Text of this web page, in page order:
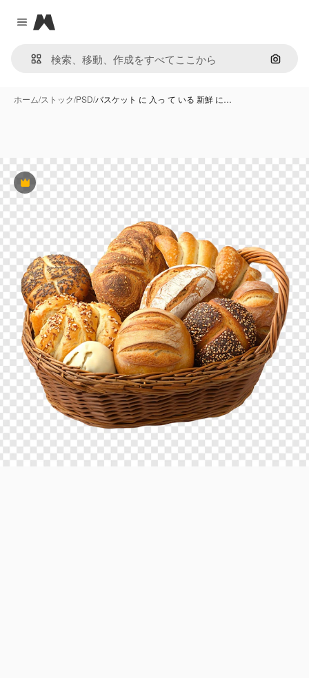
Close menu
Magnific
画像で
ホーム/ストック/PSD/バスケット に 入っ て いる 新鮮 に…
Premium